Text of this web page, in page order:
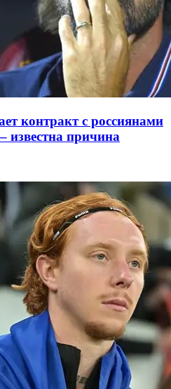
контракт с россиянами
известна причина